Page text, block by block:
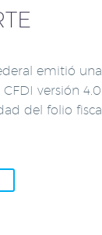
emitió
versión
del folio